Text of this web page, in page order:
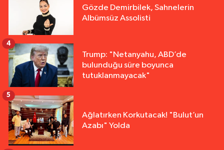
Gözde Demirbilek, Sahnelerin
Albümsüz Assolisti
Trump: "Netanyahu, ABD’de
bulunduğu süre boyunca
tutuklanmayacak"
4
Ağlatırken Korkutacak! "Bulut’un
Azabı" Yolda
5